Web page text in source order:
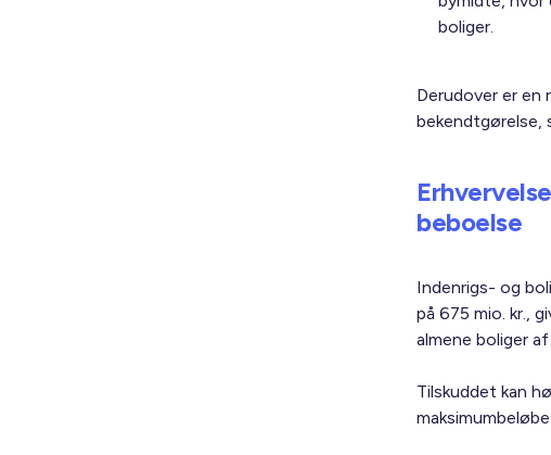
boliger.
Derudover er
bekendtgørelse,
beboelse
Indenrigs- og
på 675 mio. kr.,
almene boliger
Tilskuddet kan